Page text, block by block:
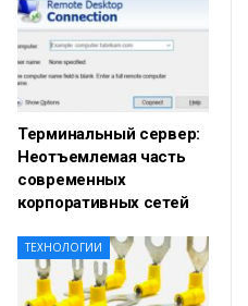
Терминальный сервер:
Неотъемлемая часть
современных
корпоративных сетей
ТЕХНОЛОГИИ